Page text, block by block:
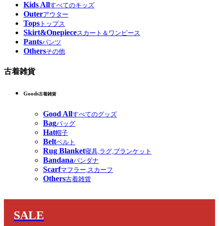
Kids Allすべてのキッズ
Outerアウター
Tops トップス
Skirt&Onepieceスカート＆ワンピース
Pantsパンツ
Othersその他
古着雑貨
Goods古着雑貨
Good Allすべてのグッズ
Bagバッグ
Hat帽子
Beltベルト
Rug Blanket寝具,ラグ,ブランケット
Bandanaバンダナ
Scarfマフラー,スカーフ
Others古着雑貨
SALE